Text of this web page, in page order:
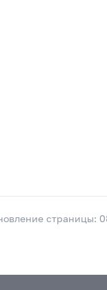
страницы: